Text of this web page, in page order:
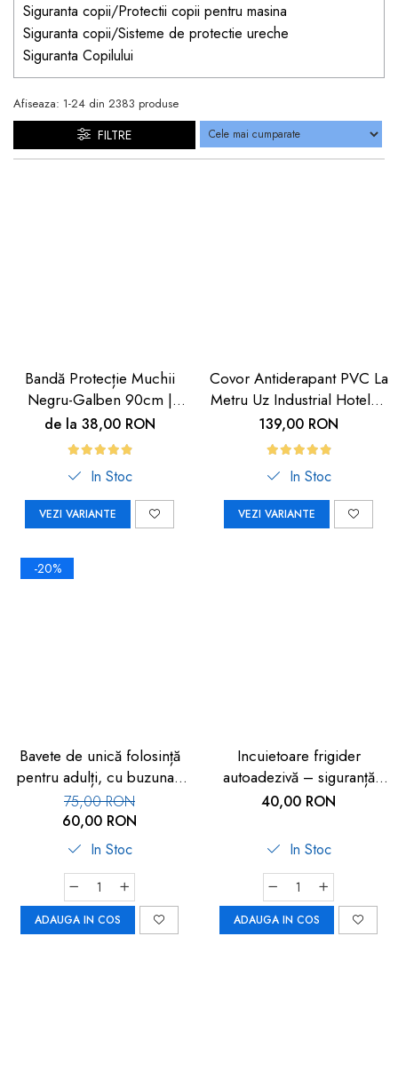
Siguranta copii/Protectii copii pentru masina
Siguranta copii/Sisteme de protectie ureche
Siguranta Copilului
Afiseaza: 1-24 din 2383 produse
FILTRE
Bandă Protecție Muchii
Negru-Galben 90cm |
Carboysafety
de la 38,00 RON
In Stoc
VEZI VARIANTE
Covor Antiderapant PVC La
Metru Uz Industrial Hoteluri
| Carboysafety
139,00 RON
In Stoc
VEZI VARIANTE
-20%
Bavete de unică folosință
pentru adulți, cu buzunar,
set 50 buc, FM-108
75,00 RON
60,00 RON
In Stoc
ADAUGA IN COS
Incuietoare frigider
autoadezivă – siguranță
copii 2 buc
40,00 RON
In Stoc
ADAUGA IN COS